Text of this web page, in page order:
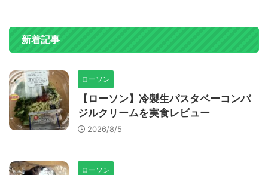
新着記事
ローソン
【ローソン】冷製生パスタベーコンバ
ジルクリームを実食レビュー
2026/8/5
ローソン